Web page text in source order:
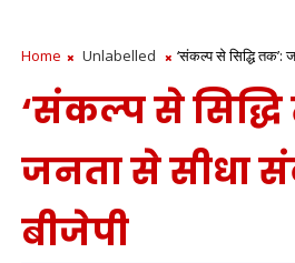
Home Unlabelled ‘संकल्प से सिद्धि तक’:
‘संकल्प से
जनता से सीधा
बीजेपी